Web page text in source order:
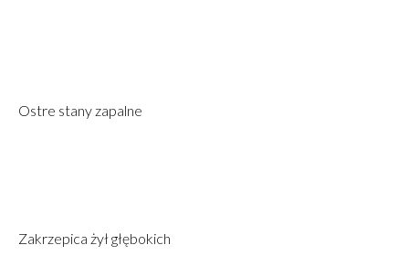
Ostre stany zapalne
Zakrzepica żył głębokich